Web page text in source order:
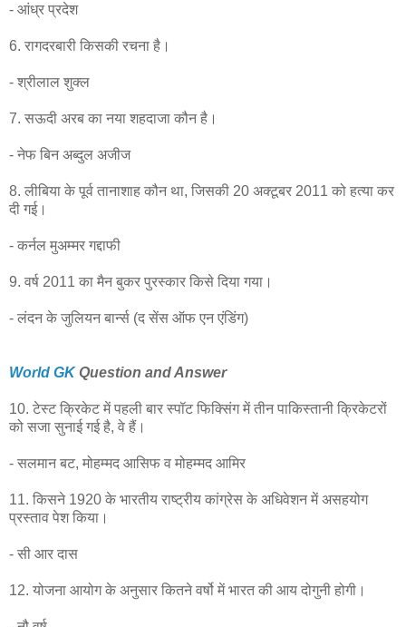
- आंध्र प्रदेश
6. रागदरबारी किसकी रचना है।
- श्रीलाल शुक्ल
7. सऊदी अरब का नया शहदाजा कौन है।
- नेफ बिन अब्दुल अजीज
8. लीबिया के पूर्व तानाशाह कौन था, जिसकी 20 अक्टूबर 2011 को हत्या कर
दी गई।
- कर्नल मुअम्मर गद्दाफी
9. वर्ष 2011 का मैन बुकर पुरस्कार किसे दिया गया।
- लंदन के जुलियन बार्न्‍स (द सेंस ऑफ एन एंडिंग)
World GKQuestion and Answer
10. टेस्ट क्रिकेट में पहली बार स्पॉट फिक्सिंग में तीन पाकिस्तानी क्रिकेटरों
को सजा सुनाई गई है, वे हैं।
- सलमान बट, मोहम्मद आसिफ व मोहम्मद आमिर
11. किसने 1920 के भारतीय राष्ट्रीय कांग्रेस के अधिवेशन में असहयोग
प्रस्ताव पेश किया।
- सी आर दास
12. योजना आयोग के अनुसार कितने वर्षो में भारत की आय दोगुनी होगी।